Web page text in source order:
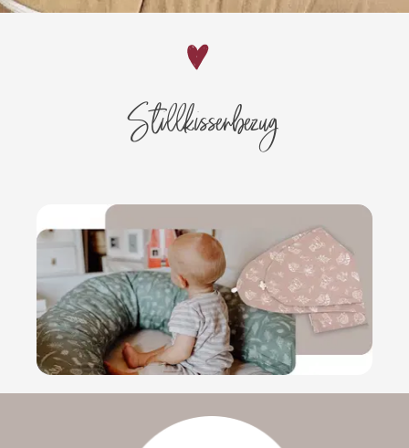
Stillkissenbezug